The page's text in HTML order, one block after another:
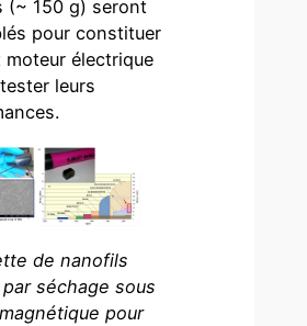
(~ 150 g) seront
pour constituer
moteur électrique
leurs
de nanofils
séchage sous
pour